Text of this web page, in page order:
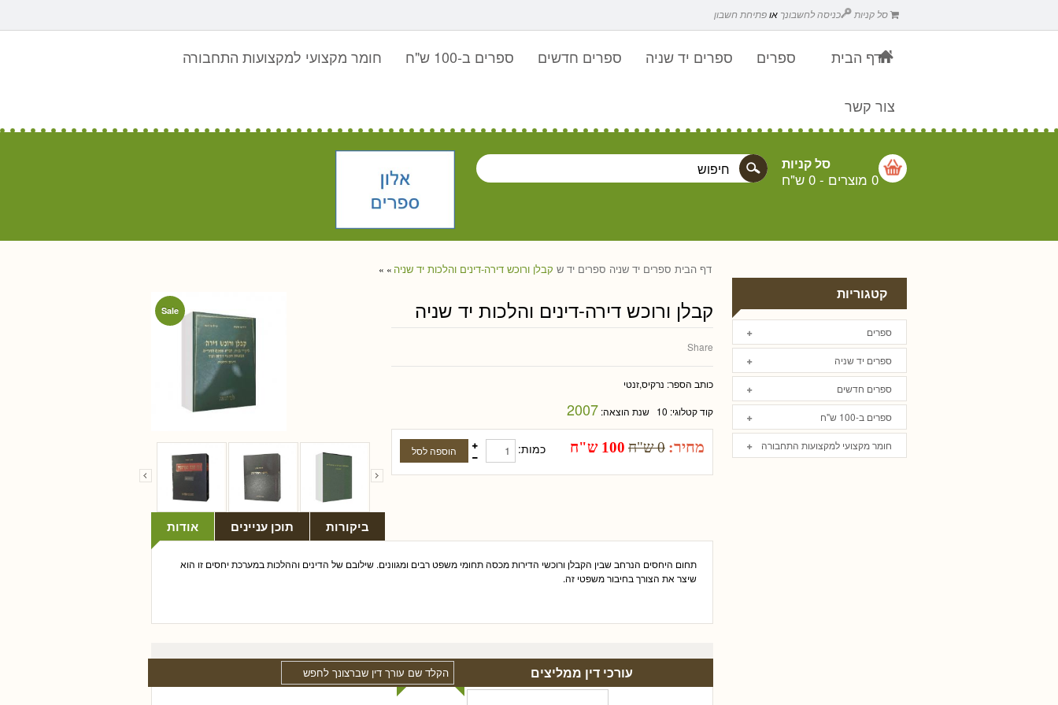
סל קניות כניסה לחשבונך אופתיחת חשבון
דף הבית ספרים ספרים יד שניה ספרים חדשים ספרים ב-100 ש"ח חומר מקצועי למקצועות התחבורה
צור קשר
סל קניות
0 מוצרים - 0 ש"ח
דף הבית » ספרים יד שניה ספרים יד ש » קבלן ורוכש דירה-דינים והלכות יד שניה
Sale קבלן ורוכש דירה-דינים והלכות יד שניה
Share
כותב הספר: נרקיס,זנטי
קוד קטלוגי: 10 שנת הוצאה:2007
מחיר: 0 ש"ח 100 ש"ח כמות:
אודות תוכן עניינים ביקורות
תחום היחסים הנרחב שבין הקבלן ורוכשי הדירות מכסה תחומי משפט רבים ומגוונים. שילובם של הדינים וההלכות במערכת יחסים זו הוא
שיצר את הצורך בחיבור משפטי זה.
עורכי דין ממליצים
קטגוריות
ספרים
ספרים יד שניה
ספרים חדשים
ספרים ב-100 ש"ח
חומר מקצועי למקצועות התחבורה